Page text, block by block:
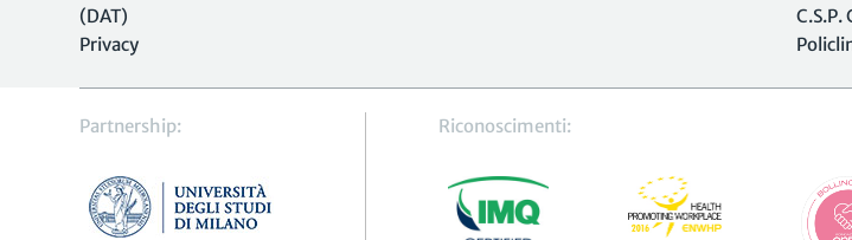
(DAT)
Privacy
Partnership: Riconoscimenti: